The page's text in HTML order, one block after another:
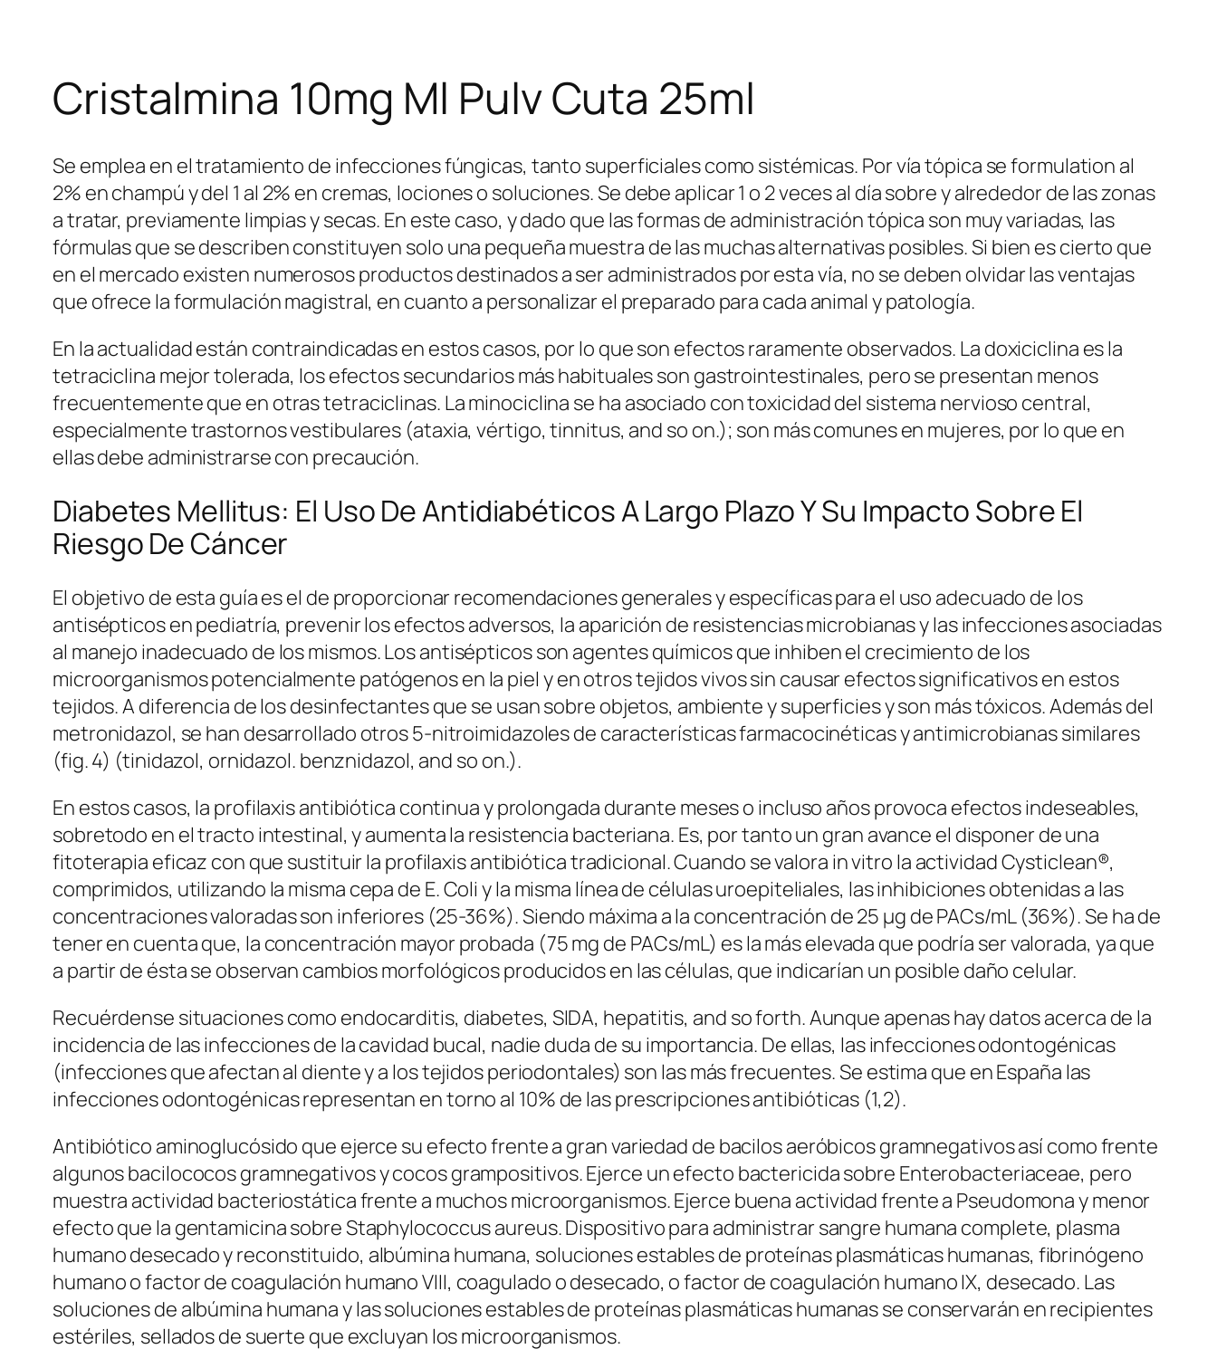
Cristalmina 10mg Ml Pulv Cuta 25ml
Se emplea en el tratamiento de infecciones fúngicas, tanto superficiales como sistémicas. Por vía tópica se formulation al
2% en champú y del 1 al 2% en cremas, lociones o soluciones. Se debe aplicar 1 o 2 veces al día sobre y alrededor de las zonas
a tratar, previamente limpias y secas. En este caso, y dado que las formas de administración tópica son muy variadas, las
fórmulas que se describen constituyen solo una pequeña muestra de las muchas alternativas posibles. Si bien es cierto que
en el mercado existen numerosos productos destinados a ser administrados por esta vía, no se deben olvidar las ventajas
que ofrece la formulación magistral, en cuanto a personalizar el preparado para cada animal y patología.
En la actualidad están contraindicadas en estos casos, por lo que son efectos raramente observados. La doxiciclina es la
tetraciclina mejor tolerada, los efectos secundarios más habituales son gastrointestinales, pero se presentan menos
frecuentemente que en otras tetraciclinas. La minociclina se ha asociado con toxicidad del sistema nervioso central,
especialmente trastornos vestibulares (ataxia, vértigo, tinnitus, and so on.); son más comunes en mujeres, por lo que en
ellas debe administrarse con precaución.
Diabetes Mellitus: El Uso De Antidiabéticos A Largo Plazo Y Su Impacto Sobre El
Riesgo De Cáncer
El objetivo de esta guía es el de proporcionar recomendaciones generales y específicas para el uso adecuado de los
antisépticos en pediatría, prevenir los efectos adversos, la aparición de resistencias microbianas y las infecciones asociadas
al manejo inadecuado de los mismos. Los antisépticos son agentes químicos que inhiben el crecimiento de los
microorganismos potencialmente patógenos en la piel y en otros tejidos vivos sin causar efectos significativos en estos
tejidos. A diferencia de los desinfectantes que se usan sobre objetos, ambiente y superficies y son más tóxicos. Además del
metronidazol, se han desarrollado otros 5-nitroimidazoles de características farmacocinéticas y antimicrobianas similares
(fig. 4) (tinidazol, ornidazol. benznidazol, and so on.).
En estos casos, la profilaxis antibiótica continua y prolongada durante meses o incluso años provoca efectos indeseables,
sobretodo en el tracto intestinal, y aumenta la resistencia bacteriana. Es, por tanto un gran avance el disponer de una
fitoterapia eficaz con que sustituir la profilaxis antibiótica tradicional. Cuando se valora in vitro la actividad Cysticlean®,
comprimidos, utilizando la misma cepa de E. Coli y la misma línea de células uroepiteliales, las inhibiciones obtenidas a las
concentraciones valoradas son inferiores (25-36%). Siendo máxima a la concentración de 25 μg de PACs/mL (36%). Se ha de
tener en cuenta que, la concentración mayor probada (75 mg de PACs/mL) es la más elevada que podría ser valorada, ya que
a partir de ésta se observan cambios morfológicos producidos en las células, que indicarían un posible daño celular.
Recuérdense situaciones como endocarditis, diabetes, SIDA, hepatitis, and so forth. Aunque apenas hay datos acerca de la
incidencia de las infecciones de la cavidad bucal, nadie duda de su importancia. De ellas, las infecciones odontogénicas
(infecciones que afectan al diente y a los tejidos periodontales) son las más frecuentes. Se estima que en España las
infecciones odontogénicas representan en torno al 10% de las prescripciones antibióticas (1,2).
Antibiótico aminoglucósido que ejerce su efecto frente a gran variedad de bacilos aeróbicos gramnegativos así como frente
algunos bacilococos gramnegativos y cocos grampositivos. Ejerce un efecto bactericida sobre Enterobacteriaceae, pero
muestra actividad bacteriostática frente a muchos microorganismos. Ejerce buena actividad frente a Pseudomona y menor
efecto que la gentamicina sobre Staphylococcus aureus. Dispositivo para administrar sangre humana complete, plasma
humano desecado y reconstituido, albúmina humana, soluciones estables de proteínas plasmáticas humanas, fibrinógeno
humano o factor de coagulación humano VIII, coagulado o desecado, o factor de coagulación humano IX, desecado. Las
soluciones de albúmina humana y las soluciones estables de proteínas plasmáticas humanas se conservarán en recipientes
estériles, sellados de suerte que excluyan los microorganismos.